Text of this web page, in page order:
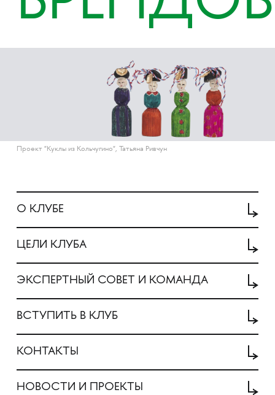
Проект "Куклы из Кольчугино", Татьяна Ривчун
О КЛУБЕ
ЦЕЛИ КЛУБА
ЭКСПЕРТНЫЙ СОВЕТ И КОМАНДА
ВСТУПИТЬ В КЛУБ
КОНТАКТЫ
НОВОСТИ И ПРОЕКТЫ